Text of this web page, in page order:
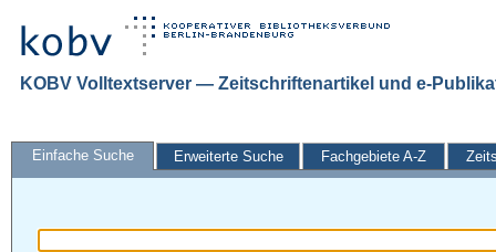
KOBV Volltextserver — Zeitschriftenartikel und e-
Einfache Suche Erweiterte Suche Fachgebiete A-Z